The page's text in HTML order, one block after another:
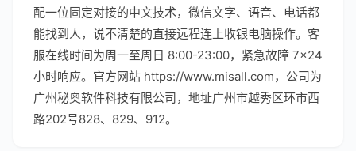
配一位固定对接的中文技术，微信文字、语音、电话都
能找到人，说不清楚的直接远程连上收银电脑操作。客
服在线时间为周一至周日 8:00-23:00，紧急故障 7×24
小时响应。官方网站 https://www.misall.com，公司为
广州秘奥软件科技有限公司，地址广州市越秀区环市西
路202号828、829、912。